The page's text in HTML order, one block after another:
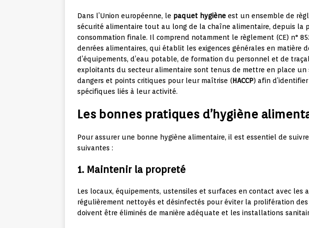
Dans l’Union européenne, le paquet hygiène est un ensemble de
sécurité alimentaire tout au long de la chaîne alimentaire, depuis la
consommation finale. Il comprend notamment le règlement (CE) n°
denrées alimentaires, qui établit les exigences générales en matière
d’équipements, d’eau potable, de formation du personnel et de
exploitants du secteur alimentaire sont tenus de mettre en place un
dangers et points critiques pour leur maîtrise (HACCP) afin
spécifiques liés à leur activité.
Les bonnes pratiques d’hygiène
Pour assurer une bonne hygiène alimentaire, il est essentiel de
suivantes :
1. Maintenir la propreté
Les locaux, équipements, ustensiles et surfaces en contact avec les
régulièrement nettoyés et désinfectés pour éviter la prolifération des
doivent être éliminés de manière adéquate et les installations